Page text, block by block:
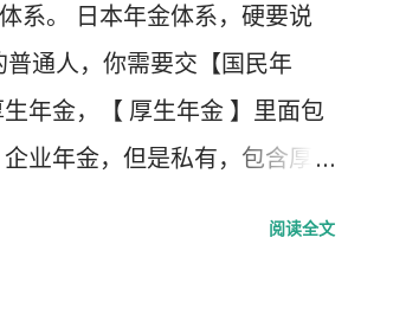
系。 日本年金体系，硬要说
通人，你需要交【国民年
年金，【 厚生年金 】里面包
业年金，但是私有，包含厚
阅读全文